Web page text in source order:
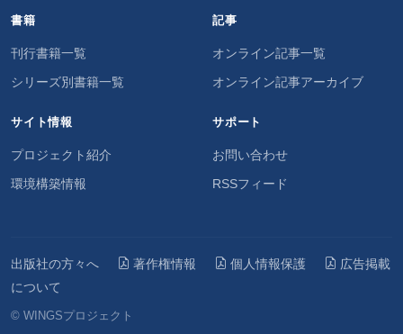
書籍
刊行書籍一覧
シリーズ別書籍一覧
記事
オンライン記事一覧
オンライン記事アーカイブ
サイト情報
プロジェクト紹介
環境構築情報
サポート
お問い合わせ
RSSフィード
出版社の方々へ 著作権情報 個人情報保護
広告掲載
について
© WINGSプロジェクト